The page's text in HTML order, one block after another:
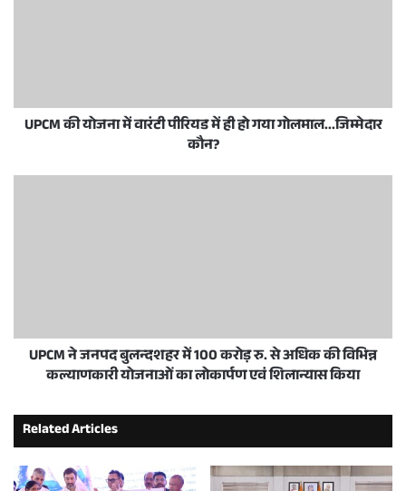
UPCM की योजना में वारंटी पीरियड में ही हो गया गोलमाल...जिम्मेदार
कौन?
UPCM ने जनपद बुलन्दशहर में 100 करोड़ रु. से अधिक की विभिन्न
कल्याणकारी योजनाओं का लोकार्पण एवं शिलान्यास किया
Related Articles